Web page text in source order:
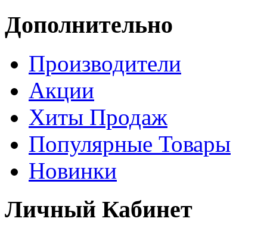
Дополнительно
Производители
Акции
Хиты Продаж
Популярные Товары
Новинки
Личный Кабинет